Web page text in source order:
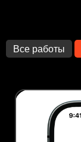
Все работы